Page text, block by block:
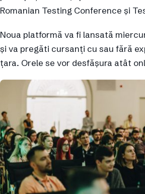
Romanian Testing Conference și
Noua platformă va fi lansată
și va pregăti cursanți cu sau fără
țara. Orele se vor desfășura atât